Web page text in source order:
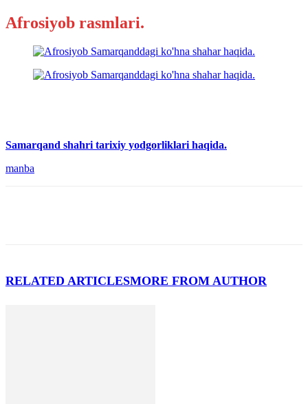
Afrosiyob rasmlari.
Samarqand shahri tarixiy yodgorliklari haqida.
manba
RELATED ARTICLESMORE FROM AUTHOR